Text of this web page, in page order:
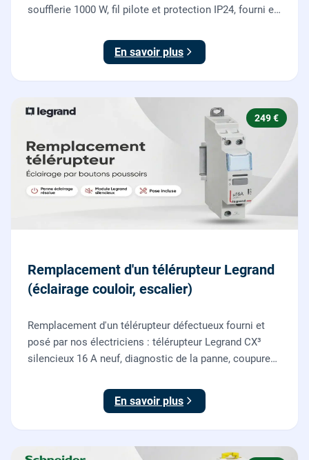
soufflerie 1000 W, fil pilote et protection IP24, fourni et
En savoir plus
249 €
Remplacement d'un télérupteur Legrand
(éclairage couloir, escalier)
Remplacement d'un télérupteur défectueux fourni et
posé par nos électriciens : télérupteur Legrand CX³
silencieux 16 A neuf, diagnostic de la panne, coupure
boutons poussoirs.
En savoir plus